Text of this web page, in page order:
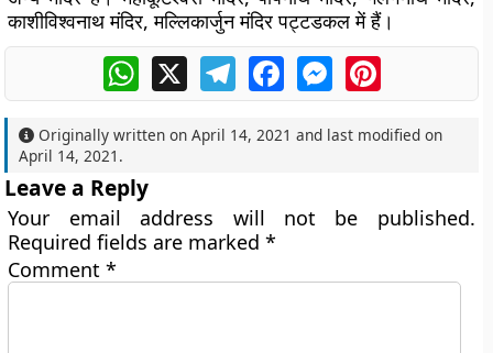
काशीविश्वनाथ मंदिर, मल्लिकार्जुन मंदिर पट्टडकल में हैं।
WhatsApp
X TelegramFacebookMessengerPinterest
Originally written onApril 14, 2021 and last modified on
April 14, 2021 .
Leave a Reply
Your email address will not be published.
Required fields are marked*
Comment*